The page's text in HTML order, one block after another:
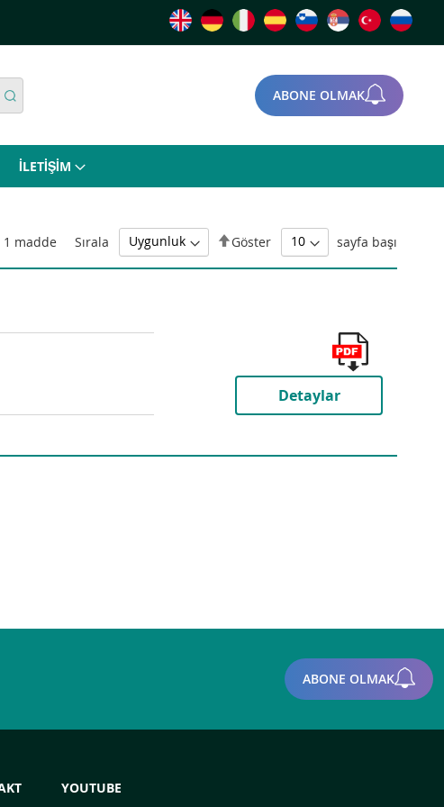
ABONE OLMAK
İLETİŞİM
1 madde Sırala
Büyükten
Sıralamayı
Göster sayfa başı
Detaylar
ABONE OLMAK
YOUTUBE